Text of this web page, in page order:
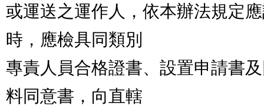
或運送之運作人，依本辦法規定
時，應檢具同類別
專責人員合格證書、設置申請書
料同意書，向直轄